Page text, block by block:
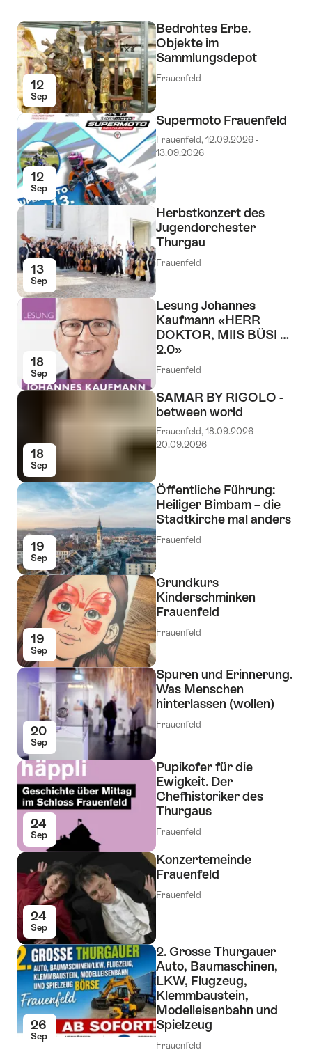
12
Sep
Bedrohtes Erbe.
Objekte im
Sammlungsdepot
Frauenfeld
12
Sep
Supermoto Frauenfeld
Frauenfeld, 12.09.2026 -
13.09.2026
13
Sep
Herbstkonzert des
Jugendorchester
Thurgau
Frauenfeld
18
Sep
Lesung Johannes
Kaufmann «HERR
DOKTOR, MIIS BÜSI …
2.0»
Frauenfeld
18
Sep
SAMAR BY RIGOLO -
between world
Frauenfeld, 18.09.2026 -
20.09.2026
19
Sep
Öffentliche Führung:
Heiliger Bimbam – die
Stadtkirche mal anders
Frauenfeld
19
Sep
Grundkurs
Kinderschminken
Frauenfeld
Frauenfeld
20
Sep
Spuren und Erinnerung.
Was Menschen
hinterlassen (wollen)
Frauenfeld
24
Sep
Pupikofer für die
Ewigkeit. Der
Chefhistoriker des
Thurgaus
Frauenfeld
24
Sep
Konzertemeinde
Frauenfeld
Frauenfeld
26
Sep
2. Grosse Thurgauer
Auto, Baumaschinen,
LKW, Flugzeug,
Klemmbaustein,
Modelleisenbahn und
Spielzeug
Frauenfeld